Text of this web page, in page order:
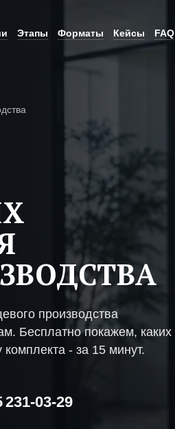
Этапы Форматы Кейсы FAQ
производства
Бесплатно покажем, каких
- за 15 минут.
231-03-29